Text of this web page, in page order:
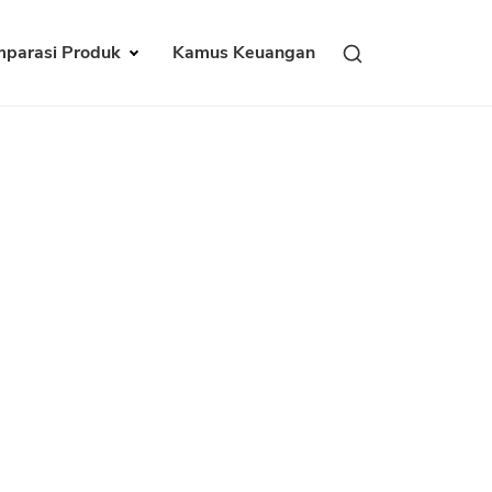
Produk Kamus Keuangan